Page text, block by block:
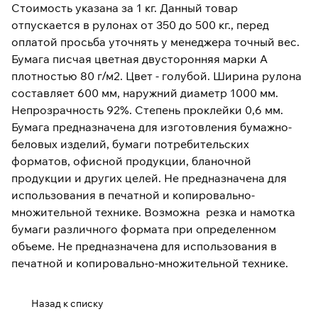
Стоимость указана за 1 кг. Данный товар
отпускается в рулонах от 350 до 500 кг., перед
оплатой просьба уточнять у менеджера точный вес.
Бумага писчая цветная двусторонняя марки А
плотностью 80 г/м2. Цвет - голубой. Ширина рулона
составляет 600 мм, наружний диаметр 1000 мм.
Непрозрачность 92%. Степень проклейки 0,6 мм.
Бумага предназначена для изготовления бумажно-
беловых изделий, бумаги потребительских
форматов, офисной продукции, бланочной
продукции и других целей. Не предназначена для
использования в печатной и копировально-
множительной технике. Возможна резка и намотка
бумаги различного формата при определенном
объеме. Не предназначена для использования в
печатной и копировально-множительной технике.
Назад к списку